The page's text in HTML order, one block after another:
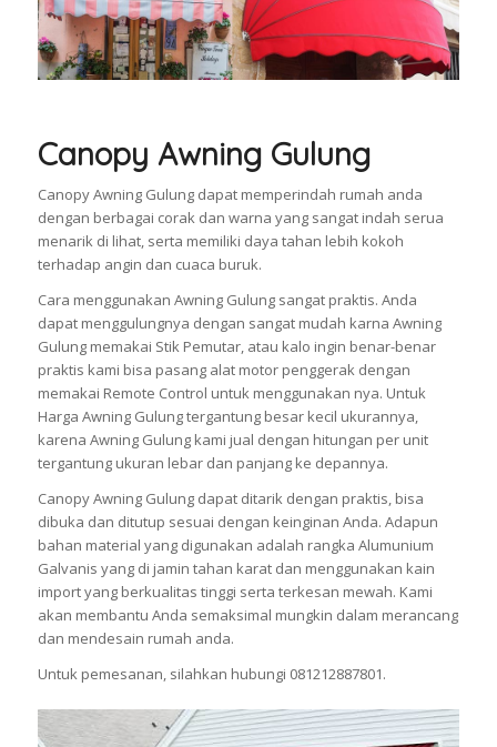
Canopy Awning Gulung
Canopy Awning Gulung dapat memperindah rumah anda
dengan berbagai corak dan warna yang sangat indah serua
menarik di lihat, serta memiliki daya tahan lebih kokoh
terhadap angin dan cuaca buruk.
Cara menggunakan Awning Gulung sangat praktis. Anda
dapat menggulungnya dengan sangat mudah karna Awning
Gulung memakai Stik Pemutar, atau kalo ingin benar-benar
praktis kami bisa pasang alat motor penggerak dengan
memakai Remote Control untuk menggunakan nya. Untuk
Harga Awning Gulung tergantung besar kecil ukurannya,
karena Awning Gulung kami jual dengan hitungan per unit
tergantung ukuran lebar dan panjang ke depannya.
Canopy Awning Gulung dapat ditarik dengan praktis, bisa
dibuka dan ditutup sesuai dengan keinginan Anda. Adapun
bahan material yang digunakan adalah rangka Alumunium
Galvanis yang di jamin tahan karat dan menggunakan kain
import yang berkualitas tinggi serta terkesan mewah. Kami
akan membantu Anda semaksimal mungkin dalam merancang
dan mendesain rumah anda.
Untuk pemesanan, silahkan hubungi 081212887801.